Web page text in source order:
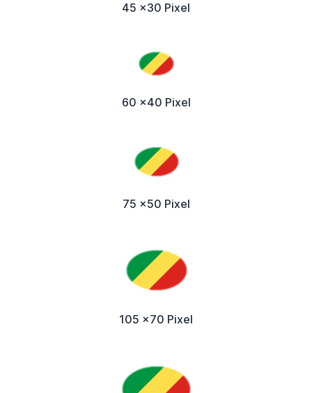
45 x30 Pixel
60 x40 Pixel
75 x50 Pixel
105 x70 Pixel